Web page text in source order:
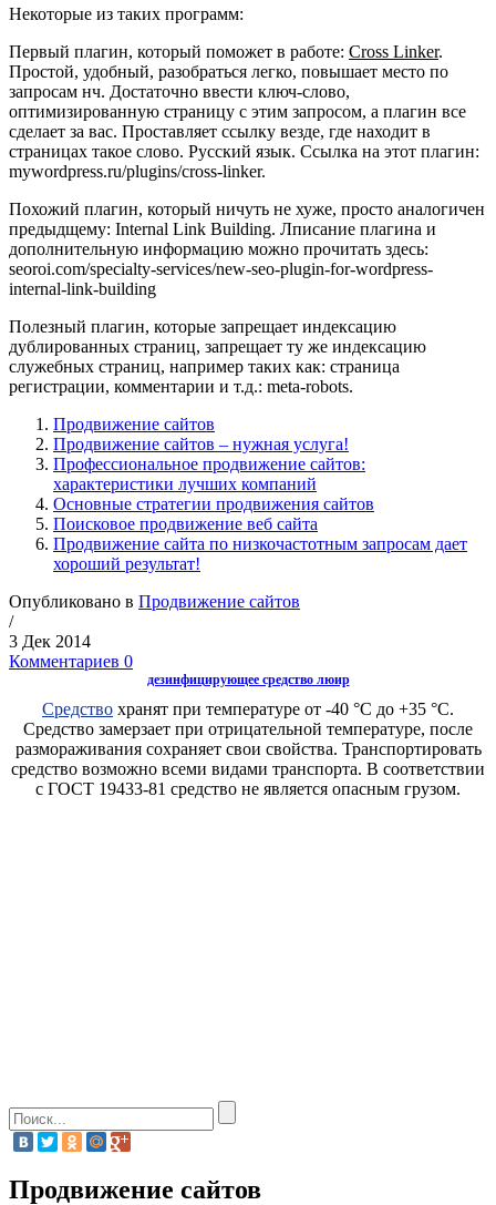
Некоторые из таких программ:
Первый плагин, который поможет в работе: Cross Linker.
Простой, удобный, разобраться легко, повышает место по
запросам нч. Достаточно ввести ключ-слово,
оптимизированную страницу с этим запросом, а плагин все
сделает за вас. Проставляет ссылку везде, где находит в
страницах такое слово. Русский язык. Ссылка на этот плагин:
mywordpress.ru/plugins/cross-linker.
Похожий плагин, который ничуть не хуже, просто аналогичен
предыдщему: Internal Link Building. Лписание плагина и
дополнительную информацию можно прочитать здесь:
seoroi.com/specialty-services/new-seo-plugin-for-wordpress-
internal-link-building
Полезный плагин, которые запрещает индексацию
дублированных страниц, запрещает ту же индексацию
служебных страниц, например таких как: страница
регистрации, комментарии и т.д.: meta-robots.
Продвижение сайтов
Продвижение сайтов – нужная услуга!
Профессиональное продвижение сайтов:
характеристики лучших компаний
Основные стратегии продвижения сайтов
Поисковое продвижение веб сайта
Продвижение сайта по низкочастотным запросам дает
хороший результат!
Опубликовано в Продвижение сайтов
/
3 Дек 2014
Комментариев 0
дезинфицирующее средство люир
Средство хранят при температуре от -40 °С до +35 °С.
Средство замерзает при отрицательной температуре, после
размораживания сохраняет свои свойства. Транспортировать
средство возможно всеми видами транспорта. В соответствии
с ГОСТ 19433-81 средство не является опасным грузом.
Продвижение сайтов